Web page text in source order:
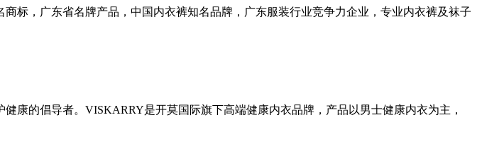
标，广东省名牌产品，中国内衣裤知名品牌，广东服装行业竞争力企业，专业内衣裤及袜子
康的倡导者。VISKARRY是开莫国际旗下高端健康内衣品牌，产品以男士健康内衣为主，